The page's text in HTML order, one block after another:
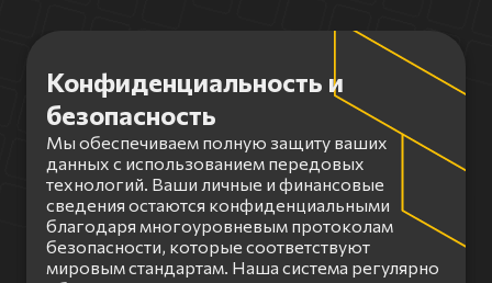
Конфиденциальность и
безопасность
Мы обеспечиваем полную защиту ваших
данных с использованием передовых
технологий. Ваши личные и финансовые
сведения остаются конфиденциальными
благодаря многоуровневым протоколам
безопасности, которые соответствуют
мировым стандартам. Наша система регулярно